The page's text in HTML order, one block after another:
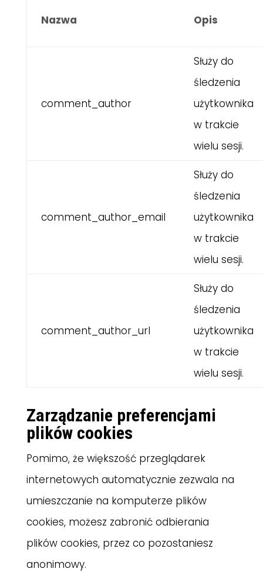
Nazwa Opis
comment_author
Służy do
śledzenia
użytkownika
w trakcie
wielu sesji.
comment_author_email
Służy do
śledzenia
użytkownika
w trakcie
wielu sesji.
comment_author_url
Służy do
śledzenia
użytkownika
w trakcie
wielu sesji.
Zarządzanie preferencjami
plików cookies
Pomimo, że większość przeglądarek
internetowych automatycznie zezwala na
umieszczanie na komputerze plików
cookies, możesz zabronić odbierania
plików cookies, przez co pozostaniesz
anonimowy.